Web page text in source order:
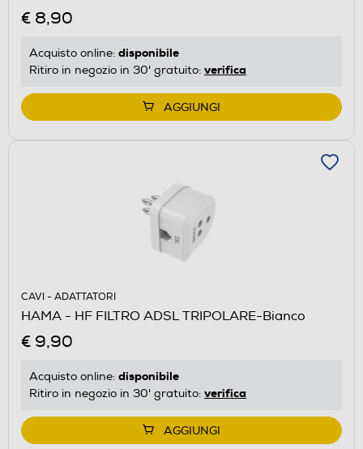
€ 8,90
Acquisto online: disponibile
Ritiro in negozio in 30' gratuito: verifica
AGGIUNGI
CAVI - ADATTATORI
HAMA - HF FILTRO ADSL TRIPOLARE-Bianco
€ 9,90
Acquisto online: disponibile
Ritiro in negozio in 30' gratuito: verifica
AGGIUNGI